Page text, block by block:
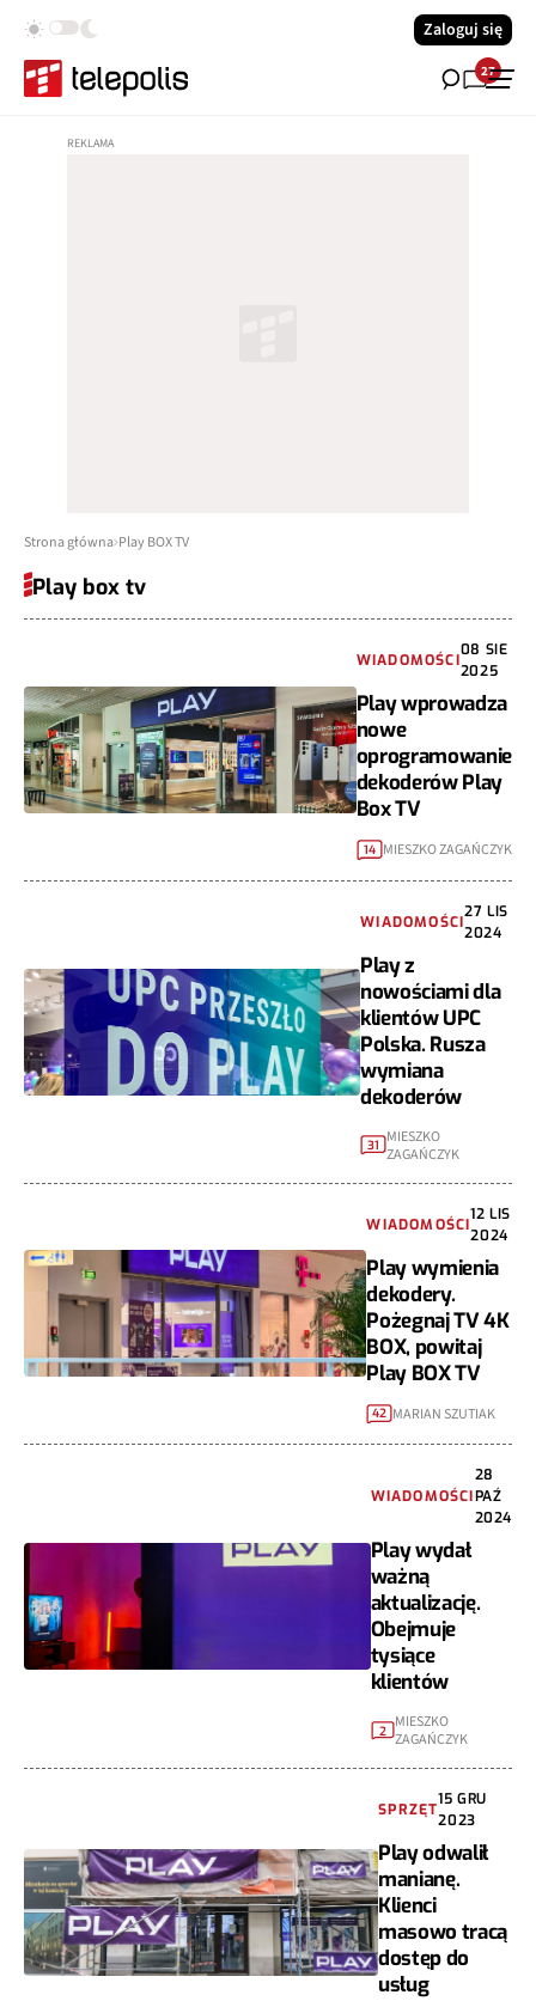
Zaloguj się
27
Strona główna Play BOX TV
Play box tv
WIADOMOŚCI
08 SIE
2025
Play wprowadza
nowe
oprogramowanie
dekoderów Play
Box TV
14 MIESZKO ZAGAŃCZYK
WIADOMOŚCI
27 LIS
2024
Play z
nowościami dla
klientów UPC
Polska. Rusza
wymiana
dekoderów
31 MIESZKO
ZAGAŃCZYK
WIADOMOŚCI
12 LIS
2024
Play wymienia
dekodery.
Pożegnaj TV 4K
BOX, powitaj
Play BOX TV
42 MARIAN SZUTIAK
WIADOMOŚCI
28
PAŹ
2024
Play wydał
ważną
aktualizację.
Obejmuje
tysiące
klientów
2 MIESZKO
ZAGAŃCZYK
SPRZĘT
15 GRU
2023
Play odwalił
manianę.
Klienci
masowo tracą
dostęp do
usług